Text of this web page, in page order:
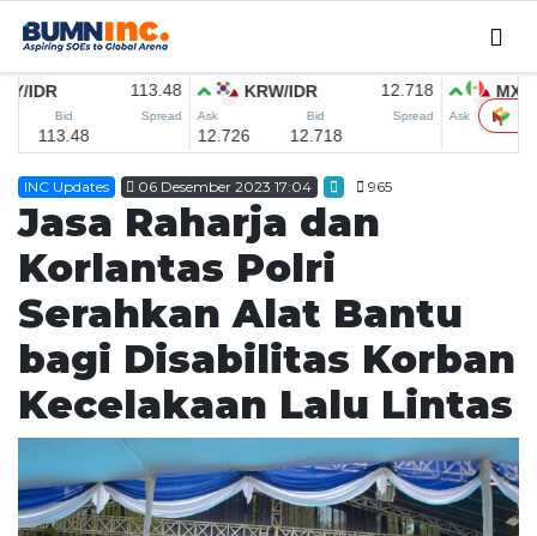
INC Updates 06 Desember 2023 17:04 965
Jasa Raharja dan
Korlantas Polri
Serahkan Alat Bantu
bagi Disabilitas Korban
Kecelakaan Lalu Lintas
Home
Editorial
INC Updates
INFO MUDIK
Coorporate
CSER
SMEDEV
English News